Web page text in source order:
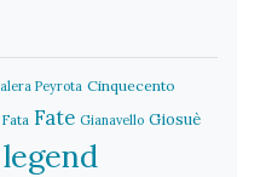
Peyrota Cinquecento
Fata Fate Gianavello Giosuè
legend